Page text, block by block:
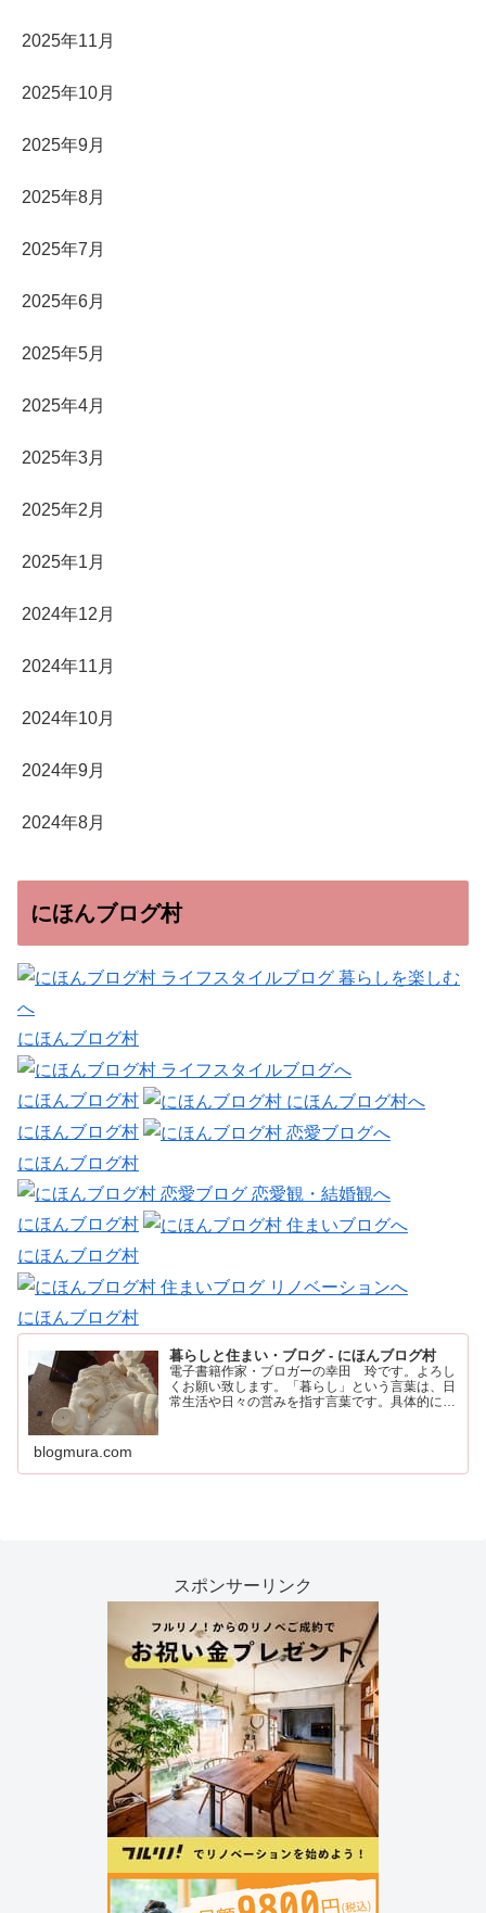
2025年11月
2025年10月
2025年9月
2025年8月
2025年7月
2025年6月
2025年5月
2025年4月
2025年3月
2025年2月
2025年1月
2024年12月
2024年11月
2024年10月
2024年9月
2024年8月
にほんブログ村
にほんブログ村
にほんブログ村
にほんブログ村
にほんブログ村
にほんブログ村
にほんブログ村
にほんブログ村
暮らしと住まい・ブログ - にほんブログ村
電子書籍作家・ブロガーの幸田 玲です。よろし
くお願い致します。「暮らし」という言葉は、日
常生活や日々の営みを指す言葉です。具体的に
blogmura.com
スポンサーリンク